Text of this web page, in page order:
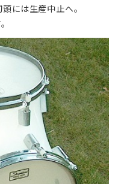
には生産中止へ。